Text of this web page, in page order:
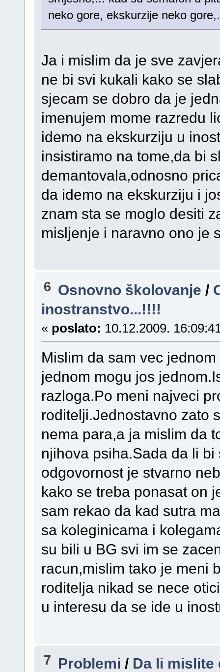
neko gore, ekskurzije neko
Ja i mislim da je sve
ne bi svi kukali kako se
sjecam se dobro da je
imenujem mome razredu
idemo na ekskurziju u
insistiramo na tome,da bi
demantovala,odnosno
da idemo na ekskurziju i
znam sta se moglo desiti
misljenje i naravno ono je
6 Osnovno školovanje /
inostranstvo...!!!!
« poslato: 10.12.2009.
Mislim da sam vec
jednom mogu jos
razloga.Po meni najveci
roditelji.Jednostavno zato
nema para,a ja mislim da
njihova psiha.Sada da li
odgovornost je stvarno
kako se treba ponasat on
sam rekao da kad sutra
sa koleginicama i
su bili u BG svi im se
racun,mislim tako je meni
roditelja nikad se nece
u interesu da se ide u
7 Problemi / Da li mislite